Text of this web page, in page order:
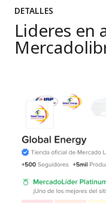
DETALLES
Lideres en